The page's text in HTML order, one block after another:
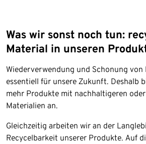
Was wir sonst noch tun:
Material in unseren
Wiederverwendung und Schonung von
essentiell für unsere Zukunft. Deshalb
mehr Produkte mit nachhaltigeren
Materialien an.
Gleichzeitig arbeiten wir an der
Recycelbarkeit unserer Produkte. Auf